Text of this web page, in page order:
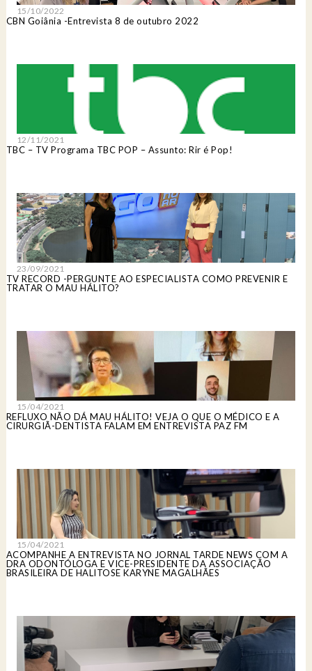
15/10/2022
CBN Goiânia -Entrevista 8 de outubro 2022
12/11/2021
TBC – TV Programa TBC POP – Assunto: Rir é Pop!
23/09/2021
TV RECORD -PERGUNTE AO ESPECIALISTA COMO PREVENIR E
TRATAR O MAU HÁLITO?
15/04/2021
REFLUXO NÃO DÁ MAU HÁLITO! VEJA O QUE O MÉDICO E A
CIRURGIÃ-DENTISTA FALAM EM ENTREVISTA PAZ FM
15/04/2021
ACOMPANHE A ENTREVISTA NO JORNAL TARDE NEWS COM A
DRA ODONTÓLOGA E VICE-PRESIDENTE DA ASSOCIAÇÃO
BRASILEIRA DE HALITOSE KARYNE MAGALHÃES